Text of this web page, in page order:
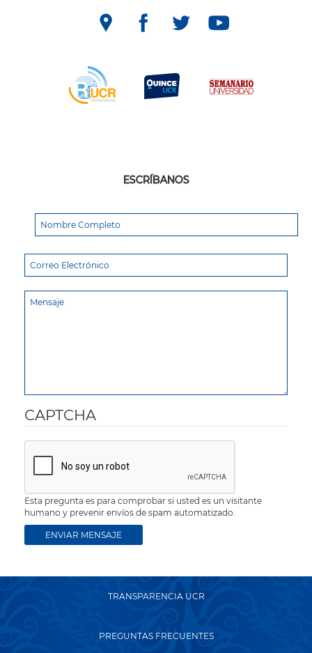
ESCRÍBANOS
CAPTCHA
Esta pregunta es para comprobar si usted es un visitante
humano y prevenir envíos de spam automatizado.
TRANSPARENCIA UCR
PREGUNTAS FRECUENTES